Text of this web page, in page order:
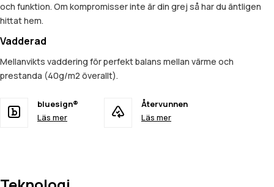
och funktion. Om kompromisser inte är din grej så har du äntligen
hittat hem.
Vadderad
Mellanvikts vaddering för perfekt balans mellan värme och
prestanda (40g/m2 överallt).
bluesign®
Läs mer
Återvunnen
Läs mer